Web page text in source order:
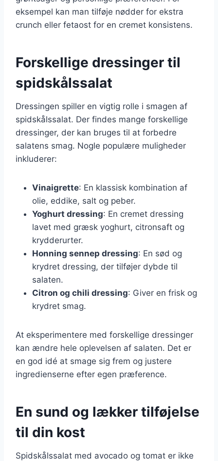
eksempel kan man tilføje nødder for ekstra
crunch eller fetaost for en cremet konsistens.
Forskellige dressinger til
spidskålssalat
Dressingen spiller en vigtig rolle i smagen af
spidskålssalat. Der findes mange forskellige
dressinger, der kan bruges til at forbedre
salatens smag. Nogle populære muligheder
inkluderer:
Vinaigrette: En klassisk kombination af
olie, eddike, salt og peber.
Yoghurt dressing: En cremet dressing
lavet med græsk yoghurt, citronsaft og
krydderurter.
Honning sennep dressing: En sød og
krydret dressing, der tilføjer dybde til
salaten.
Citron og chili dressing: Giver en frisk og
krydret smag.
At eksperimentere med forskellige dressinger
kan ændre hele oplevelsen af salaten. Det er
en god idé at smage sig frem og justere
ingredienserne efter egen præference.
En sund og lækker tilføjelse
til din kost
Spidskålssalat med avocado og tomat er ikke